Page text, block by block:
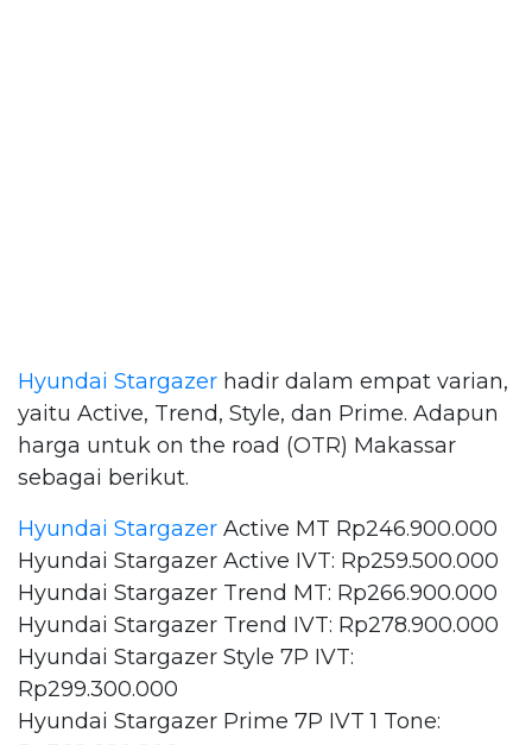
Hyundai Stargazer hadir dalam empat varian,
yaitu Active, Trend, Style, dan Prime. Adapun
harga untuk on the road (OTR) Makassar
sebagai berikut.
Hyundai Stargazer Active MT Rp246.900.000
Hyundai Stargazer Active IVT: Rp259.500.000
Hyundai Stargazer Trend MT: Rp266.900.000
Hyundai Stargazer Trend IVT: Rp278.900.000
Hyundai Stargazer Style 7P IVT:
Rp299.300.000
Hyundai Stargazer Prime 7P IVT 1 Tone: